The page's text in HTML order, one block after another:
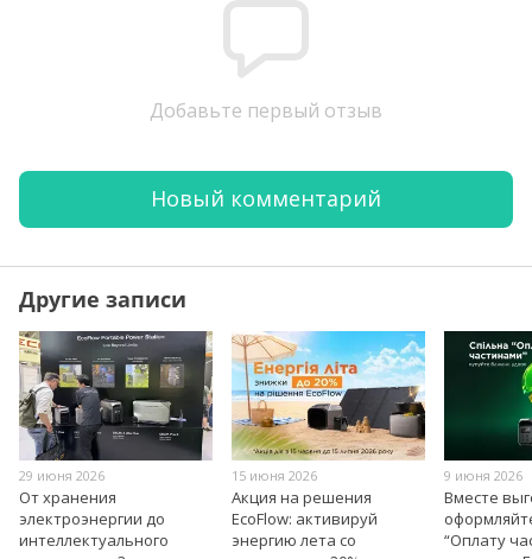
Добавьте первый отзыв
Новый комментарий
Другие записи
29 июня 2026
От хранения
электроэнергии до
интеллектуального
15 июня 2026
Акция на решения
EcoFlow: активируй
энергию лета со
9 июня 2026
Вместе
“Оплату